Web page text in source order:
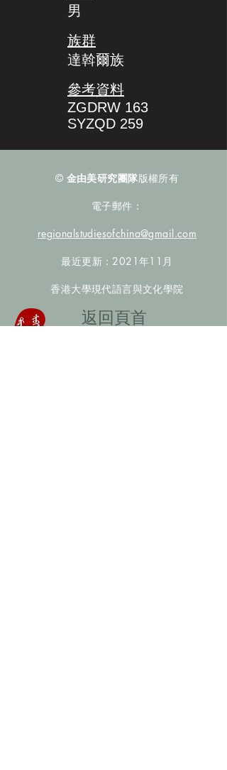
男
族群
達斡爾族
參考資料
ZGDRW 163
SYZQD 259
© 金由美研究團隊版權所有
電子郵件：
regionalstudiesofchina@gmail.com
最近更新：2021年11月
香港大學現代語言與文化學院
​返回頁首